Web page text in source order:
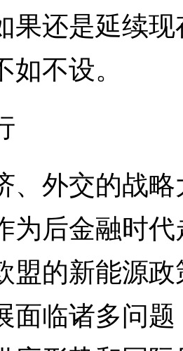
果还是延续
不设。
外交的战略
为后金融时
盟的新能源
临诸多问